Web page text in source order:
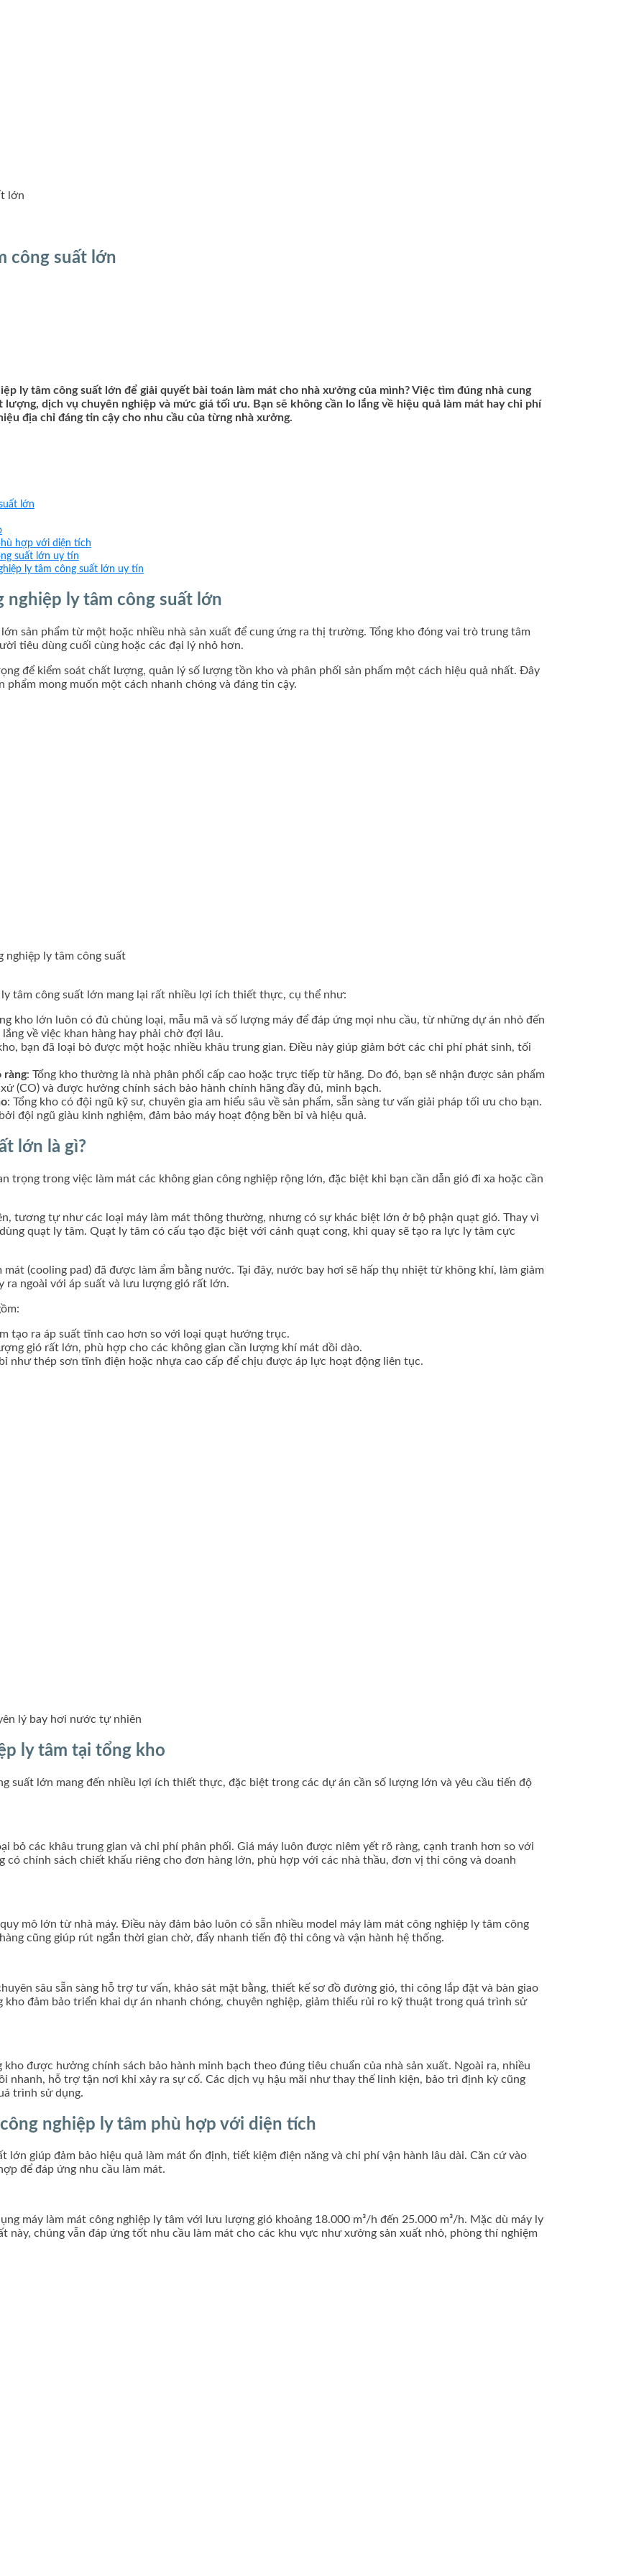
lớn
công suất lớn
ly tâm công suất lớn để giải quyết bài toán làm mát cho nhà xưởng của mình? Việc tìm đúng nhà cung
dịch vụ chuyên nghiệp và mức giá tối ưu. Bạn sẽ không cần lo lắng về hiệu quả làm mát hay chi phí
địa chỉ đáng tin cậy cho nhu cầu của từng nhà xưởng.
lớn
hợp với diện tích
suất lớn uy tín
ly tâm công suất lớn uy tín
nghiệp ly tâm công suất lớn
sản phẩm từ một hoặc nhiều nhà sản xuất để cung ứng ra thị trường. Tổng kho đóng vai trò trung tâm
tiêu dùng cuối cùng hoặc các đại lý nhỏ hơn.
để kiểm soát chất lượng, quản lý số lượng tồn kho và phân phối sản phẩm một cách hiệu quả nhất. Đây
mong muốn một cách nhanh chóng và đáng tin cậy.
nghiệp ly tâm công suất
tâm công suất lớn mang lại rất nhiều lợi ích thiết thực, cụ thể như:
kho lớn luôn có đủ chủng loại, mẫu mã và số lượng máy để đáp ứng mọi nhu cầu, từ những dự án nhỏ đến
về việc khan hàng hay phải chờ đợi lâu.
bạn đã loại bỏ được một hoặc nhiều khâu trung gian. Điều này giúp giảm bớt các chi phí phát sinh, tối
ràng: Tổng kho thường là nhà phân phối cấp cao hoặc trực tiếp từ hãng. Do đó, bạn sẽ nhận được sản phẩm
(CO) và được hưởng chính sách bảo hành chính hãng đầy đủ, minh bạch.
: Tổng kho có đội ngũ kỹ sư, chuyên gia am hiểu sâu về sản phẩm, sẵn sàng tư vấn giải pháp tối ưu cho bạn.
đội ngũ giàu kinh nghiệm, đảm bảo máy hoạt động bền bỉ và hiệu quả.
lớn là gì?
trọng trong việc làm mát các không gian công nghiệp rộng lớn, đặc biệt khi bạn cần dẫn gió đi xa hoặc cần
tương tự như các loại máy làm mát thông thường, nhưng có sự khác biệt lớn ở bộ phận quạt gió. Thay vì
quạt ly tâm. Quạt ly tâm có cấu tạo đặc biệt với cánh quạt cong, khi quay sẽ tạo ra lực ly tâm cực
(cooling pad) đã được làm ẩm bằng nước. Tại đây, nước bay hơi sẽ hấp thụ nhiệt từ không khí, làm giảm
ra ngoài với áp suất và lưu lượng gió rất lớn.
tạo ra áp suất tĩnh cao hơn so với loại quạt hướng trục.
gió rất lớn, phù hợp cho các không gian cần lượng khí mát dồi dào.
như thép sơn tĩnh điện hoặc nhựa cao cấp để chịu được áp lực hoạt động liên tục.
lý bay hơi nước tự nhiên
ly tâm tại tổng kho
suất lớn mang đến nhiều lợi ích thiết thực, đặc biệt trong các dự án cần số lượng lớn và yêu cầu tiến độ
bỏ các khâu trung gian và chi phí phân phối. Giá máy luôn được niêm yết rõ ràng, cạnh tranh hơn so với
có chính sách chiết khấu riêng cho đơn hàng lớn, phù hợp với các nhà thầu, đơn vị thi công và doanh
mô lớn từ nhà máy. Điều này đảm bảo luôn có sẵn nhiều model máy làm mát công nghiệp ly tâm công
cũng giúp rút ngắn thời gian chờ, đẩy nhanh tiến độ thi công và vận hành hệ thống.
sâu sẵn sàng hỗ trợ tư vấn, khảo sát mặt bằng, thiết kế sơ đồ đường gió, thi công lắp đặt và bàn giao
đảm bảo triển khai dự án nhanh chóng, chuyên nghiệp, giảm thiểu rủi ro kỹ thuật trong quá trình sử
được hưởng chính sách bảo hành minh bạch theo đúng tiêu chuẩn của nhà sản xuất. Ngoài ra, nhiều
nhanh, hỗ trợ tận nơi khi xảy ra sự cố. Các dịch vụ hậu mãi như thay thế linh kiện, bảo trì định kỳ cũng
trình sử dụng.
nghiệp ly tâm phù hợp với diện tích
lớn giúp đảm bảo hiệu quả làm mát ổn định, tiết kiệm điện năng và chi phí vận hành lâu dài. Căn cứ vào
để đáp ứng nhu cầu làm mát.
máy làm mát công nghiệp ly tâm với lưu lượng gió khoảng 18.000 m³/h đến 25.000 m³/h. Mặc dù máy ly
chúng vẫn đáp ứng tốt nhu cầu làm mát cho các khu vực như xưởng sản xuất nhỏ, phòng thí nghiệm